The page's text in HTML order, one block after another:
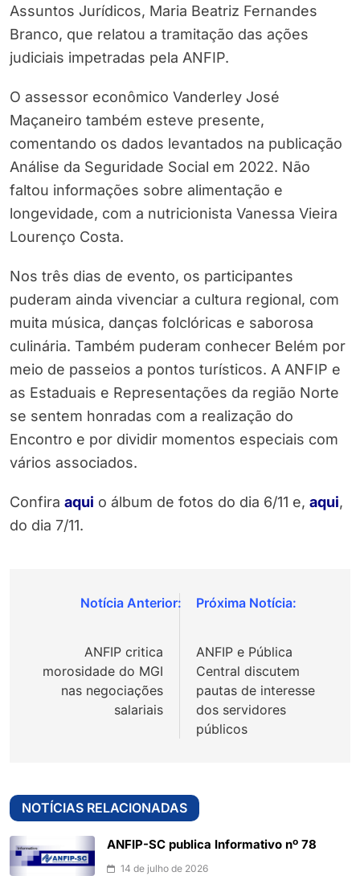
Assuntos Jurídicos, Maria Beatriz Fernandes
Branco, que relatou a tramitação das ações
judiciais impetradas pela ANFIP.
O assessor econômico Vanderley José
Maçaneiro também esteve presente,
comentando os dados levantados na publicação
Análise da Seguridade Social em 2022. Não
faltou informações sobre alimentação e
longevidade, com a nutricionista Vanessa Vieira
Lourenço Costa.
Nos três dias de evento, os participantes
puderam ainda vivenciar a cultura regional, com
muita música, danças folclóricas e saborosa
culinária. Também puderam conhecer Belém por
meio de passeios a pontos turísticos. A ANFIP e
as Estaduais e Representações da região Norte
se sentem honradas com a realização do
Encontro e por dividir momentos especiais com
vários associados.
Confira aqui o álbum de fotos do dia 6/11 e, aqui,
do dia 7/11.
Navegação
Post
ANFIP critica
morosidade do MGI
nas negociações
salariais
ANFIP e Pública
Central discutem
pautas de interesse
dos servidores
públicos
NOTÍCIAS RELACIONADAS
ANFIP-SC publica Informativo nº 78
14 de julho de 2026